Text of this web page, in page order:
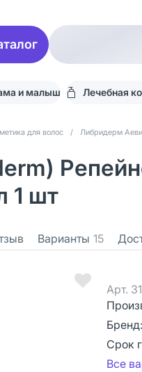
и малыш Лечебная
для волос / Либридерм
1 шт
Варианты 15
Арт.
Бренд:
Срок
Все